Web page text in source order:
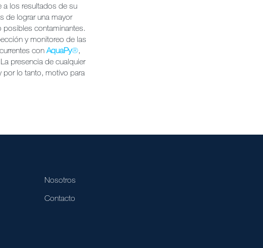
a los resultados de su
de lograr una mayor
posibles contaminantes.
y monitoreo de las
conAquaPy®,
presencia de cualquier
por lo tanto, motivo para
Nosotros
Contacto